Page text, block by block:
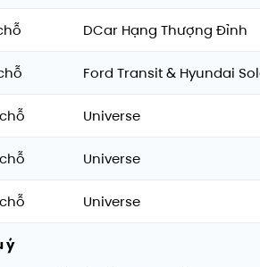
DCar Hạng Thượng Đỉnh
Ford Transit & Hyundai
Universe
Universe
Universe
ý